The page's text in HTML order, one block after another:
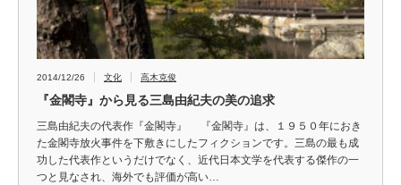
2014/12/26 文化 高木克俊
『金閣寺』から見る三島由紀夫の美の追求
三島由紀夫の代表作『金閣寺』 『金閣寺』は、１９５０年におき
た金閣寺放火事件を下敷きにしたフィクションです。三島の最も成
功した代表作というだけでなく、近代日本文学を代表する傑作の一
つと見なされ、海外でも評価が高い…